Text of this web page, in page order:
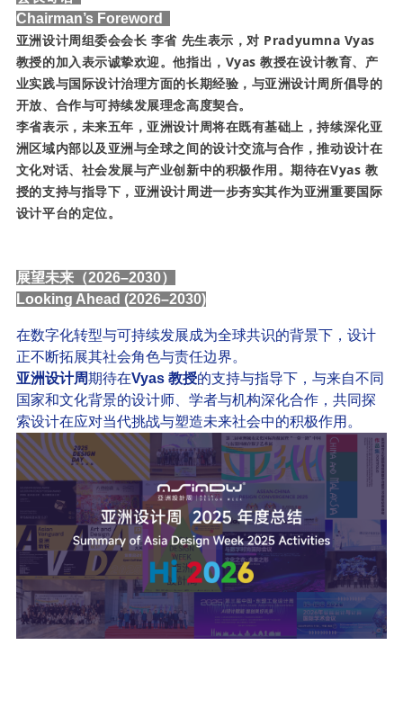
Chairman’s Foreword
亚洲设计周组委会会长 李省 先生表示，对 Pradyumna Vyas
教授的加入表示诚挚欢迎。他指出， Vyas 教授在设计教育、产
业实践与国际设计治理方面的长期经验，与亚洲设计周所倡导的
开放、合作与可持续发展理念高度契合。
李省表示，未来五年， 亚洲设计周将在既有基础上，持续深化亚
洲区域内部以及亚洲与全球之间的设计交流与合作，推动设计在
文化对话、社会发展与产业创新中的积极作用。期待在Vyas 教
授的支持与指导下， 亚洲设计周进一步夯实其作为亚洲重要国际
设计平台的定位。
展望未来（2026–2030）
Looking Ahead (2026–2030)
在数字化转型与可持续发展成为全球共识的背景下，设计
正不断拓展其社会角色与责任边界。
亚洲设计周期待在Vyas 教授的支持与指导下，与来自不同
国家和文化背景的设计师、学者与机构深化合作，共同探
索设计在应对当代挑战与塑造未来社会中的积极作用。